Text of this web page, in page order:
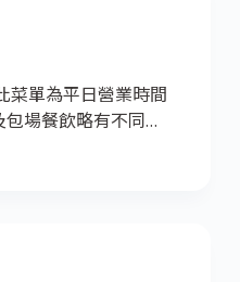
菜單為平日營業時間
包場餐飲略有不同…